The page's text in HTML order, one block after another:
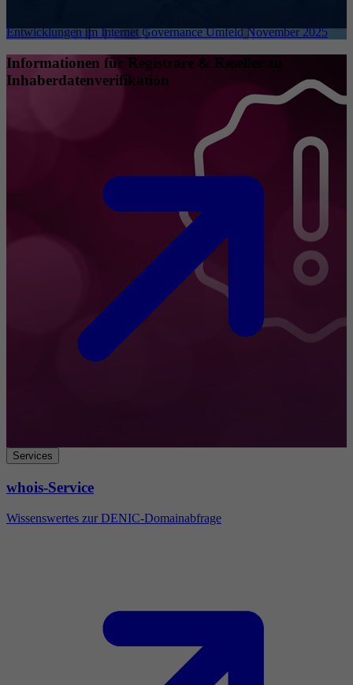
Entwicklungen im Internet Governance Umfeld November 2025
Informationen für Registrare & Reseller zu
Inhaberdatenverifikation
Services
whois-Service
Wissenswertes zur DENIC-Domainabfrage